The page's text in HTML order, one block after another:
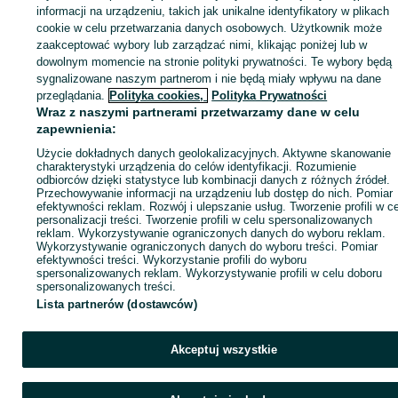
ID:1007644011 Wyświetlenia:
Kup
informacji na urządzeniu, takich jak unikalne identyfikatory w plikach
cookie w celu przetwarzania danych osobowych. Użytkownik może
zaakceptować wybory lub zarządzać nimi, klikając poniżej lub w
dowolnym momencie na stronie polityki prywatności. Te wybory będą
sygnalizowane naszym partnerom i nie będą miały wpływu na dane
przeglądania. Polityka cookies, Polityka Prywatności
Wraz z naszymi partnerami przetwarzamy dane w celu
zapewnienia:
Użycie dokładnych danych geolokalizacyjnych. Aktywne skanowanie
charakterystyki urządzenia do celów identyfikacji. Rozumienie
odbiorców dzięki statystyce lub kombinacji danych z różnych źródeł.
Przechowywanie informacji na urządzeniu lub dostęp do nich. Pomiar
efektywności reklam. Rozwój i ulepszanie usług. Tworzenie profili w
personalizacji treści. Tworzenie profili w celu spersonalizowanych
reklam. Wykorzystywanie ograniczonych danych do wyboru reklam.
Wykorzystywanie ograniczonych danych do wyboru treści. Pomiar
efektywności treści. Wykorzystanie profili do wyboru
spersonalizowanych reklam. Wykorzystywanie profili w celu doboru
spersonalizowanych treści.
Lista partnerów (dostawców)
Akceptuj wszystkie